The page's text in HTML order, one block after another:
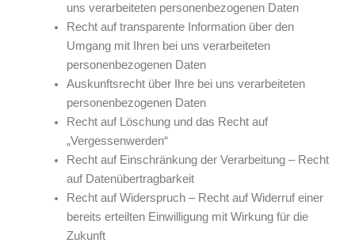
uns verarbeiteten personenbezogenen Daten
Recht auf transparente Information über den
Umgang mit Ihren bei uns verarbeiteten
personenbezogenen Daten
Auskunftsrecht über Ihre bei uns verarbeiteten
personenbezogenen Daten
Recht auf Löschung und das Recht auf
„Vergessenwerden“
Recht auf Einschränkung der Verarbeitung – Recht
auf Datenübertragbarkeit
Recht auf Widerspruch – Recht auf Widerruf einer
bereits erteilten Einwilligung mit Wirkung für die
Zukunft